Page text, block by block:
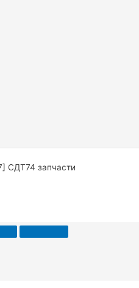
СДТ74 запчасти